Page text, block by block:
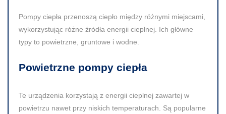
Pompy ciepła przenoszą ciepło między różnymi miejscami,
wykorzystując różne źródła energii cieplnej. Ich główne
typy to powietrzne, gruntowe i wodne.
Powietrzne pompy ciepła
Te urządzenia korzystają z energii cieplnej zawartej w
powietrzu nawet przy niskich temperaturach. Są popularne